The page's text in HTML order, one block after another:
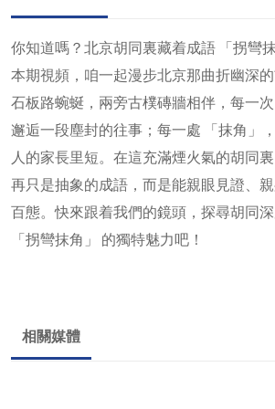
你知道嗎？北京胡同裏藏着成語 「拐彎
本期視頻，咱一起漫步北京那曲折幽深
石板路蜿蜒，兩旁古樸磚牆相伴，每一
邂逅一段塵封的往事；每一處 「抹角」
人的家長里短。在這充滿煙火氣的胡同
再只是抽象的成語，而是能親眼見證、
百態。快來跟着我們的鏡頭，探尋胡同
「拐彎抹角」 的獨特魅力吧！
相關媒體